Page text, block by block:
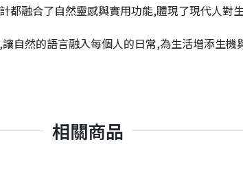
融合了自然靈感與實用功能,體現了現代人對
自然的語言融入每個人的日常,為生活增添生機
相關商品